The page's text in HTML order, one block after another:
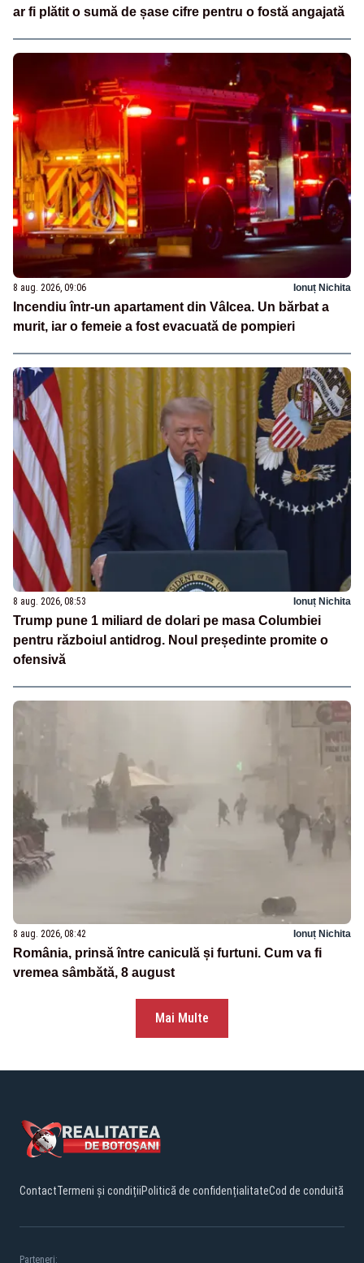
ar fi plătit o sumă de șase cifre pentru o fostă angajată
8 aug. 2026, 09:06 Ionuț Nichita
Incendiu într-un apartament din Vâlcea. Un bărbat a
murit, iar o femeie a fost evacuată de pompieri
8 aug. 2026, 08:53 Ionuț Nichita
Trump pune 1 miliard de dolari pe masa Columbiei
pentru războiul antidrog. Noul președinte promite o
ofensivă
8 aug. 2026, 08:42 Ionuț Nichita
România, prinsă între caniculă și furtuni. Cum va fi
vremea sâmbătă, 8 august
Mai Multe
ContactTermeni și condițiiPolitică de confidențialitateCod de conduită
Parteneri: